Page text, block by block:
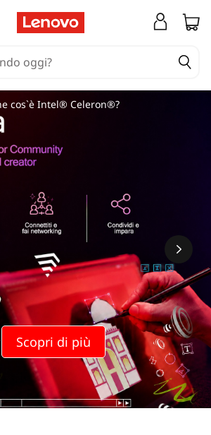
principale
Scopri di più
cos`è Intel® Celeron®?